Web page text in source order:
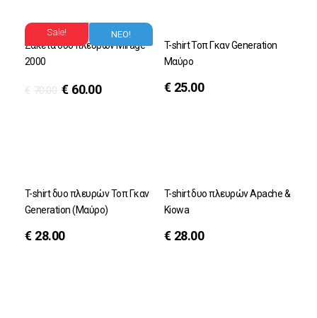
Sale! ΝΕΟ!
Ζακέτα δυο πλευρών Mirage
2000
€ 70.00 € 60.00
T-shirt Τοπ Γκαν Generation
Μαύρο
€ 25.00
T-shirt δυο πλευρών Τοπ Γκαν
Generation (Μαύρο)
€ 28.00
T-shirt δυο πλευρών Αpache &
Kiowa
€ 28.00